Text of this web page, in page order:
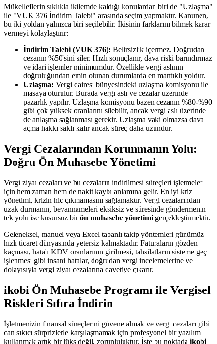
Mükelleflerin sıklıkla ikilemde kaldığı konulardan biri de "Uzlaşma"
ile "VUK 376 İndirim Talebi" arasında seçim yapmaktır. Kanunen,
bu iki yoldan yalnızca biri seçilebilir. İkisinin farklarını bilmek karar
vermeyi kolaylaştırır:
İndirim Talebi (VUK 376): Belirsizlik içermez. Doğrudan
cezanın %50'sini siler. Hızlı sonuçlanır, dava riski barındırmaz
ve idari işlemler minimumdur. Özellikle vergi aslının
doğruluğundan emin olunan durumlarda en mantıklı yoldur.
Uzlaşma: Vergi dairesi bünyesindeki uzlaşma komisyonu ile
masaya oturulur. Burada vergi aslı ve cezalar üzerinde
pazarlık yapılır. Uzlaşma komisyonu bazen cezanın %80-%90
gibi çok yüksek oranlarını silebilir, ancak vergi aslı üzerinde
de anlaşma sağlanması gerekir. Uzlaşma vaki olmazsa dava
açma hakkı saklı kalır ancak süreç daha uzundur.
Vergi Cezalarından Korunmanın Yolu:
Doğru Ön Muhasebe Yönetimi
Vergi ziyaı cezaları ve bu cezaların indirilmesi süreçleri işletmeler
için hem zaman hem de nakit kaybı anlamına gelir. En iyi kriz
yönetimi, krizin hiç çıkmamasını sağlamaktır. Vergi cezalarından
uzak durmanın, beyannameleri eksiksiz ve süresinde göndermenin
tek yolu ise kusursuz birön muhasebe yönetimi gerçekleştirmektir.
Geleneksel, manuel veya Excel tabanlı takip yöntemleri günümüz
hızlı ticaret dünyasında yetersiz kalmaktadır. Faturaların gözden
kaçması, hatalı KDV oranlarının girilmesi, tahsilatların sisteme geç
işlenmesi gibi insani hatalar, doğrudan vergi incelemelerine ve
dolayısıyla vergi ziyaı cezalarına davetiye çıkarır.
ikobi Ön Muhasebe Programı ile Vergisel
Riskleri Sıfıra İndirin
İşletmenizin finansal süreçlerini güvene almak ve vergi cezaları gibi
can sıkıcı sürprizlerle karşılaşmamak için profesyonel bir yazılım
kullanmak artık bir lüks değil, zorunluluktur. İşte bu noktada ikobi